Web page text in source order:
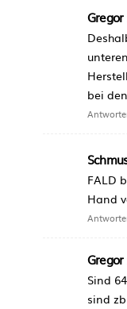
Gregor
bei
FALD
Hand
Gregor
Sind
sind